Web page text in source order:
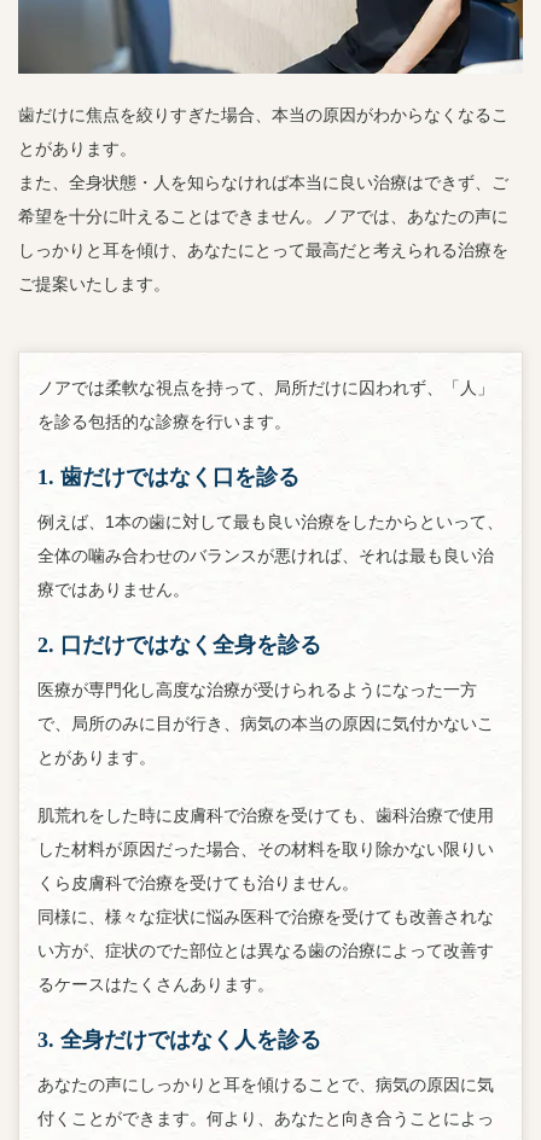
歯だけに焦点を絞りすぎた場合、本当の原因がわからなくなるこ
とがあります。
また、全身状態・人を知らなければ本当に良い治療はできず、ご
希望を十分に叶えることはできません。ノアでは、あなたの声に
しっかりと耳を傾け、あなたにとって最高だと考えられる治療を
ご提案いたします。
ノアでは柔軟な視点を持って、局所だけに囚われず、「人」
を診る包括的な診療を行います。
1. 歯だけではなく口を診る
例えば、1本の歯に対して最も良い治療をしたからといって、
全体の噛み合わせのバランスが悪ければ、それは最も良い治
療ではありません。
2. 口だけではなく全身を診る
医療が専門化し高度な治療が受けられるようになった一方
で、局所のみに目が行き、病気の本当の原因に気付かないこ
とがあります。
肌荒れをした時に皮膚科で治療を受けても、歯科治療で使用
した材料が原因だった場合、その材料を取り除かない限りい
くら皮膚科で治療を受けても治りません。
同様に、様々な症状に悩み医科で治療を受けても改善されな
い方が、症状のでた部位とは異なる歯の治療によって改善す
るケースはたくさんあります。
3. 全身だけではなく人を診る
あなたの声にしっかりと耳を傾けることで、病気の原因に気
付くことができます。何より、あなたと向き合うことによっ